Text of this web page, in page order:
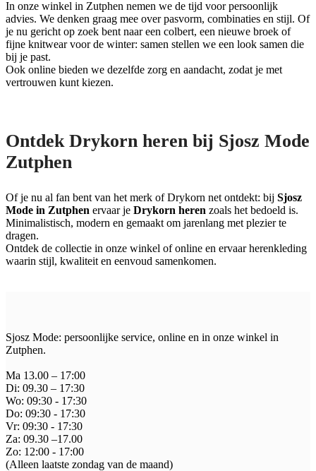
In onze winkel in Zutphen nemen we de tijd voor persoonlijk
advies. We denken graag mee over pasvorm, combinaties en stijl. Of
je nu gericht op zoek bent naar een colbert, een nieuwe broek of
fijne knitwear voor de winter: samen stellen we een look samen die
bij je past.
Ook online bieden we dezelfde zorg en aandacht, zodat je met
vertrouwen kunt kiezen.
Ontdek Drykorn heren bij Sjosz Mode
Zutphen
Of je nu al fan bent van het merk of Drykorn net ontdekt: bij Sjosz
Mode in Zutphen ervaar je Drykorn heren zoals het bedoeld is.
Minimalistisch, modern en gemaakt om jarenlang met plezier te
dragen.
Ontdek de collectie in onze winkel of online en ervaar herenkleding
waarin stijl, kwaliteit en eenvoud samenkomen.
Sjosz Mode: persoonlijke service, online en in onze winkel in
Zutphen.
Ma 13.00 – 17:00
Di: 09.30 – 17:30
Wo: 09:30 - 17:30
Do: 09:30 - 17:30
Vr: 09:30 - 17:30
Za: 09.30 –17.00
Zo: 12:00 - 17:00
(Alleen laatste zondag van de maand)